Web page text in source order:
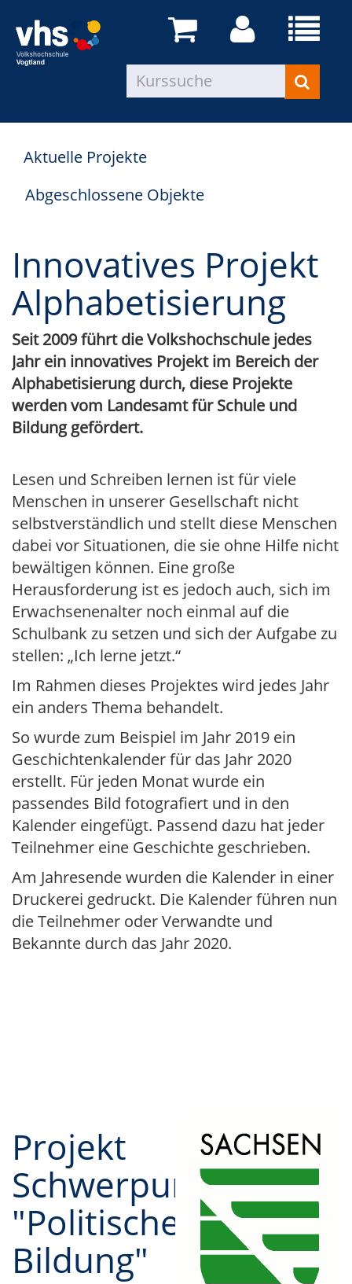
Aktuelle Projekte
Abgeschlossene Objekte
Innovatives Projekt
Alphabetisierung
Seit 2009 führt die Volkshochschule jedes
Jahr ein innovatives Projekt im Bereich der
Alphabetisierung durch, diese Projekte
werden vom Landesamt für Schule und
Bildung gefördert.
Lesen und Schreiben lernen ist für viele
Menschen in unserer Gesellschaft nicht
selbstverständlich und stellt diese Menschen
dabei vor Situationen, die sie ohne Hilfe nicht
bewältigen können. Eine große
Herausforderung ist es jedoch auch, sich im
Erwachsenenalter noch einmal auf die
Schulbank zu setzen und sich der Aufgabe zu
stellen: „Ich lerne jetzt.“
Im Rahmen dieses Projektes wird jedes Jahr
ein anders Thema behandelt.
So wurde zum Beispiel im Jahr 2019 ein
Geschichtenkalender für das Jahr 2020
erstellt. Für jeden Monat wurde ein
passendes Bild fotografiert und in den
Kalender eingefügt. Passend dazu hat jeder
Teilnehmer eine Geschichte geschrieben.
Am Jahresende wurden die Kalender in einer
Druckerei gedruckt. Die Kalender führen nun
die Teilnehmer oder Verwandte und
Bekannte durch das Jahr 2020.
Projekt
"Politische
Bildung"